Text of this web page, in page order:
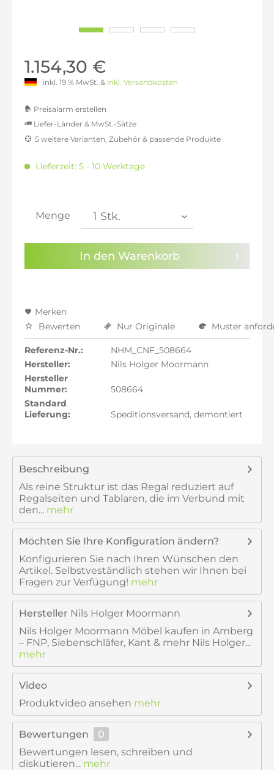
1.154,30 €
inkl. 19 % MwSt. & inkl. Versandkosten
Preisalarm erstellen
Sie haben dieDatenschutzbestimmungenzur
Kenntnis genommen.
Liefer-Länder & MwSt.-Sätze
inkl. 16% MwSt.: 1.124,91 €
inkl. 20% MwSt.: 1.163,70 €
inkl. 21% MwSt.: 1.173,39 €
inkl. 22% MwSt.: 1.183,09 €
5 weitere Varianten, Zubehör & passende Produkte
Lieferzeit: 5 - 10 Werktage
Menge
In den Warenkorb
Merken
Bewerten
Nur Originale Muster
Referenz-Nr.:
NHM_CNF_508664
Hersteller:
Nils Holger Moormann
Hersteller
Nummer:
508664
Standard
Lieferung:
Speditionsversand, demontiert
Beschreibung
Als reine Struktur ist das Regal reduziert auf
Regalseiten und Tablaren, die im Verbund mit
den... mehr
Möchten Sie Ihre Konfiguration ändern?
Konfigurieren Sie nach Ihren Wünschen den
Artikel. Selbstveständlich stehen wir Ihnen bei
Fragen zur Verfügung! mehr
Hersteller Nils Holger Moormann
Nils Holger Moormann Möbel kaufen in Amberg
– FNP, Siebenschläfer, Kant & mehr Nils Holger...
mehr
Video
Produktvideo ansehen mehr
Bewertungen
0
Bewertungen lesen, schreiben und
diskutieren... mehr